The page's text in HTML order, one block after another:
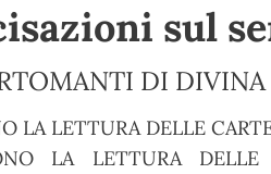
sul
DI DIVINA
LA LETTURA DELLE
LA LETTURA